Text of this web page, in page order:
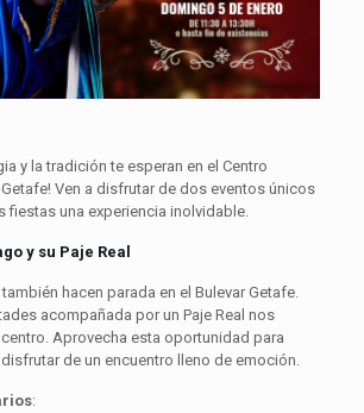
y la tradición te esperan en el Centro
Ven a disfrutar de dos eventos únicos
fiestas una experiencia inolvidable.
y su Paje Real
hacen parada en el Bulevar Getafe.
acompañada por un Paje Real nos
Aprovecha esta oportunidad para
de un encuentro lleno de emoción.
: